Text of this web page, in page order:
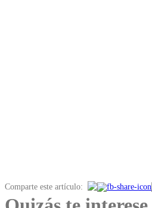
Comparte este artículo: